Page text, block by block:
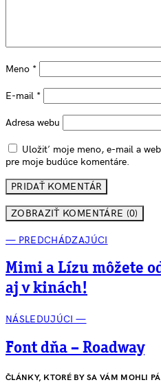
Meno *
E-mail *
Adresa webu
Uložiť moje meno, e-mail a
pre moje budúce komentáre.
ZOBRAZIŤ KOMENTÁRE (0)
— PREDCHÁDZAJÚCI
Mimi a Lízu môžete
aj v kinách!
NÁSLEDUJÚCI —
Font dňa – Roadway
ČLÁNKY, KTORÉ BY SA VÁM MOHLI